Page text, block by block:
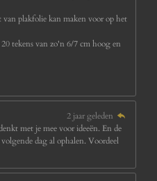
plakfolie kan maken voor op het
tekens van zo'n 6/7 cm hoog en
2 jaar geleden
met je mee voor ideeën. En de
dag al ophalen. Voordeel